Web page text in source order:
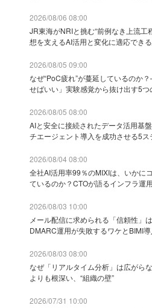
2026/08/06 08:00
JR東海がNRIと挑む“前例なき上流
想を支えるAI活用と変化に適応でき
2026/08/05 09:00
なぜ“PoC疲れ”が蔓延しているのか
せばいい」実験感覚から抜け出す5
2026/08/05 08:00
AIと安全に接続されたデータ活用基
チエージェント導入を成功させる5ス
2026/08/04 08:00
全社AI活用率99％のMIXIは、いかに
ているのか？CTOが語るインフラ運
2026/08/03 10:00
メール配信に求められる「信頼性」
DMARC運用が失敗するワケとBIMI
2026/08/03 08:00
なぜ「リアルタイム分析」は広がら
よりも根深い、“組織の壁”
2026/07/31 10:00